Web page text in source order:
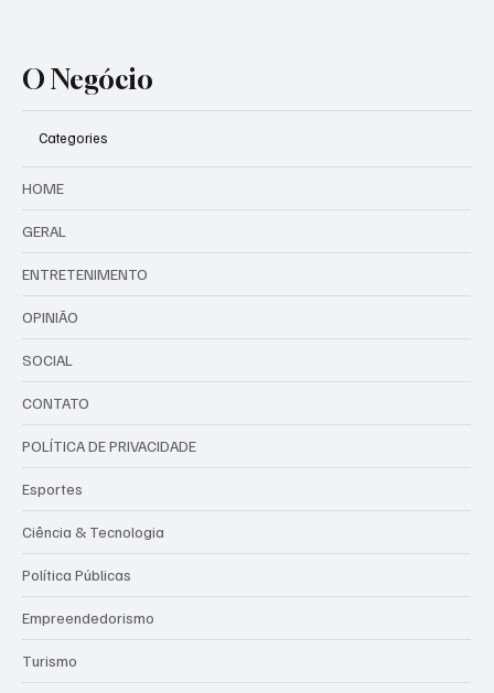
O Negócio
Categories
HOME
GERAL
ENTRETENIMENTO
OPINIÃO
SOCIAL
CONTATO
POLÍTICA DE PRIVACIDADE
Esportes
Ciência & Tecnologia
Política Públicas
Empreendedorismo
Turismo